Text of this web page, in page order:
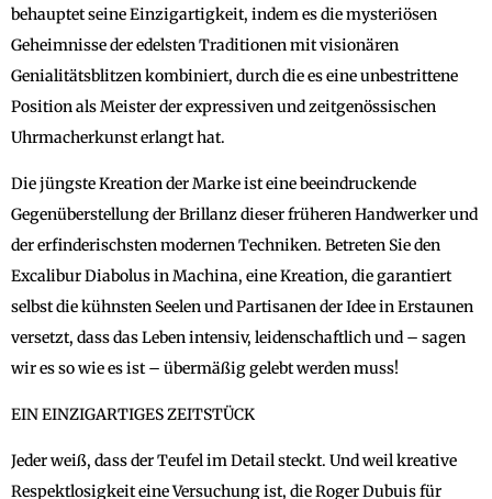
behauptet seine Einzigartigkeit, indem es die mysteriösen
Geheimnisse der edelsten Traditionen mit visionären
Genialitätsblitzen kombiniert, durch die es eine unbestrittene
Position als Meister der expressiven und zeitgenössischen
Uhrmacherkunst erlangt hat.
Die jüngste Kreation der Marke ist eine beeindruckende
Gegenüberstellung der Brillanz dieser früheren Handwerker und
der erfinderischsten modernen Techniken. Betreten Sie den
Excalibur Diabolus in Machina, eine Kreation, die garantiert
selbst die kühnsten Seelen und Partisanen der Idee in Erstaunen
versetzt, dass das Leben intensiv, leidenschaftlich und – sagen
wir es so wie es ist – übermäßig gelebt werden muss!
EIN EINZIGARTIGES ZEITSTÜCK
Jeder weiß, dass der Teufel im Detail steckt. Und weil kreative
Respektlosigkeit eine Versuchung ist, die Roger Dubuis für